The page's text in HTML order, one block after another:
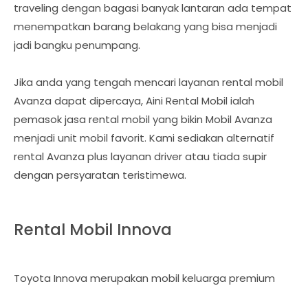
traveling dengan bagasi banyak lantaran ada tempat
menempatkan barang belakang yang bisa menjadi
jadi bangku penumpang.
Jika anda yang tengah mencari layanan rental mobil
Avanza dapat dipercaya, Aini Rental Mobil ialah
pemasok jasa rental mobil yang bikin Mobil Avanza
menjadi unit mobil favorit. Kami sediakan alternatif
rental Avanza plus layanan driver atau tiada supir
dengan persyaratan teristimewa.
Rental Mobil Innova
Toyota Innova merupakan mobil keluarga premium